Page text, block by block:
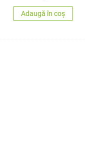
Adaugă în coș